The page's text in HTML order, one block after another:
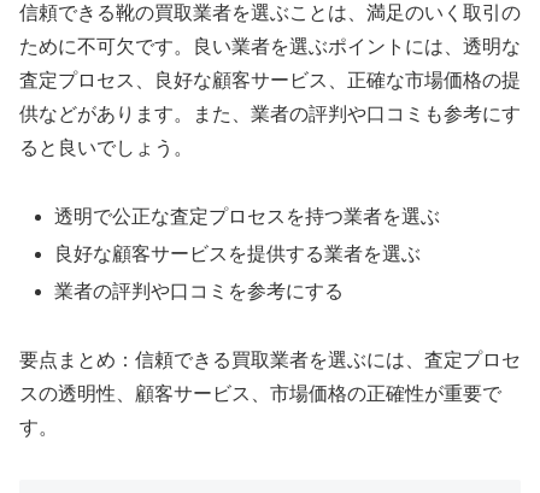
信頼できる靴の買取業者を選ぶことは、満足のいく取引の
ために不可欠です。良い業者を選ぶポイントには、透明な
査定プロセス、良好な顧客サービス、正確な市場価格の提
供などがあります。また、業者の評判や口コミも参考にす
ると良いでしょう。
透明で公正な査定プロセスを持つ業者を選ぶ
良好な顧客サービスを提供する業者を選ぶ
業者の評判や口コミを参考にする
要点まとめ：信頼できる買取業者を選ぶには、査定プロセ
スの透明性、顧客サービス、市場価格の正確性が重要で
す。